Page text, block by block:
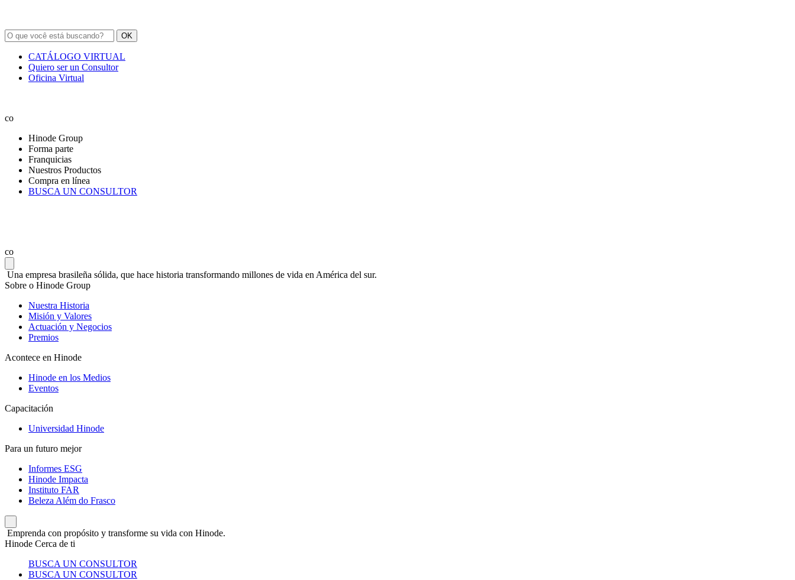
OK
CATÁLOGO VIRTUAL
Quiero ser un Consultor
Oficina Virtual
co
Hinode Group
Forma parte
Franquicias
Nuestros Productos
Compra en línea
BUSCA UN CONSULTOR
co
Una empresa brasileña sólida, que hace historia transformando millones de vida en América del sur.
Sobre o Hinode Group
Nuestra Historia
Misión y Valores
Actuación y Negocios
Premios
Acontece en Hinode
Hinode en los Medios
Eventos
Capacitación
Universidad Hinode
Para un futuro mejor
Informes ESG
Hinode Impacta
Instituto FAR
Beleza Além do Frasco
Emprenda con propósito y transforme su vida con Hinode.
Hinode Cerca de ti
BUSCA UN CONSULTOR
BUSCA UN CONSULTOR